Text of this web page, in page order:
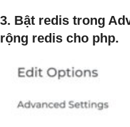
3. Bật redis trong
rộng redis cho php.